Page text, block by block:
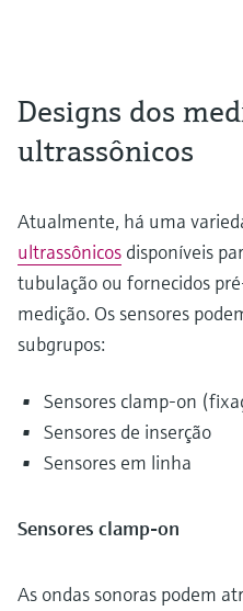
Designs dos
ultrassônicos
Atualmente, há uma
ultrassônicos disponíveis
tubulação ou fornecidos
medição. Os sensores
subgrupos:
Sensores clamp-on
Sensores de inserção
Sensores em linha
Sensores clamp-on
As ondas sonoras podem